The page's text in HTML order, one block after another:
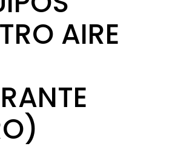
AIRE